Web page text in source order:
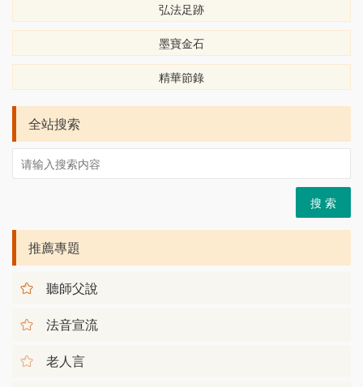
弘法足跡
墨寶金石
精華節錄
全站搜索
搜 索
推薦專題
聽師父說
法音宣流
老人言